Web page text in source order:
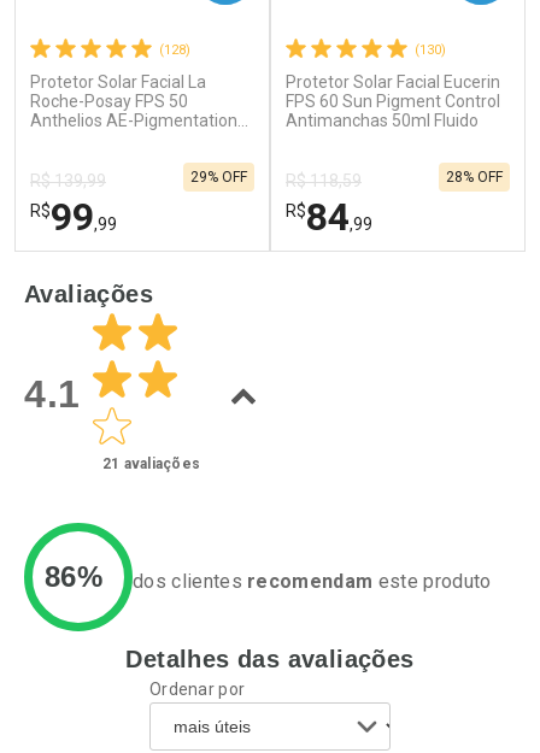
Ativar Desconto
Por R$ 55,99/cada
Comprar sem Desconto
Ativar Desconto
Por R$ 34,39/cada
Comprar sem Desconto
(128)
Protetor Solar Facial La
Roche-Posay FPS 50
Anthelios AE-Pigmentation
R$ 139,99
R$99,99
29% OFF
Dermaclub
Por R$ 99,99/cada
Por Menos
Comprar sem Desconto
(130)
Protetor Solar Facial Eucerin
FPS 60 Sun Pigment Control
Antimanchas 50ml Fluido
R$ 118,59
R$84,99
28% OFF
Ativar Desconto
Comprar sem Desconto
Avaliações
4.1
21 avaliações
86% dos clientes recomendam este produto
Detalhes das avaliações
Ordenar por